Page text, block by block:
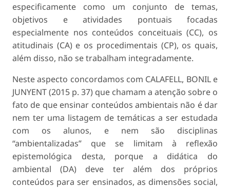
especificamente como um conjunto de temas,
objetivos e atividades pontuais focadas
especialmente nos conteúdos conceituais (CC), os
atitudinais (CA) e os procedimentais (CP), os quais,
além disso, não se trabalham integradamente.
Neste aspecto concordamos com CALAFELL, BONIL e
JUNYENT (2015 p. 37) que chamam a atenção sobre o
fato de que ensinar conteúdos ambientais não é dar
nem ter uma listagem de temáticas a ser estudada
com os alunos, e nem são disciplinas
“ambientalizadas” que se limitam à reflexão
epistemológica desta, porque a didática do
ambiental (DA) deve ter além dos próprios
conteúdos para ser ensinados, as dimensões social,